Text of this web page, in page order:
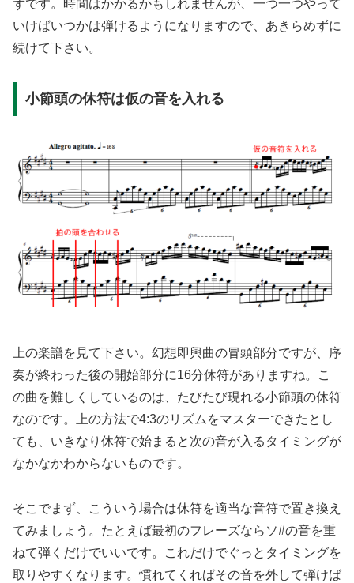
ずです。時間はかかるかもしれませんが、一つ一つやって
いけばいつかは弾けるようになりますので、あきらめずに
続けて下さい。
小節頭の休符は仮の音を入れる
上の楽譜を見て下さい。幻想即興曲の冒頭部分ですが、序
奏が終わった後の開始部分に16分休符がありますね。こ
の曲を難しくしているのは、たびたび現れる小節頭の休符
なのです。上の方法で4:3のリズムをマスターできたとし
ても、いきなり休符で始まると次の音が入るタイミングが
なかなかわからないものです。
そこでまず、こういう場合は休符を適当な音符で置き換え
てみましょう。たとえば最初のフレーズならソ#の音を重
ねて弾くだけでいいです。これだけでぐっとタイミングを
取りやすくなります。慣れてくればその音を外して弾けば